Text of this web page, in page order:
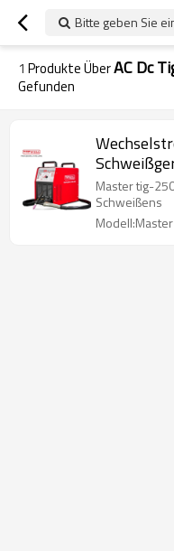
Bitte geben Sie
1 Produkte ÜberAC Dc
Gefunden
Master tig-
Schweißens